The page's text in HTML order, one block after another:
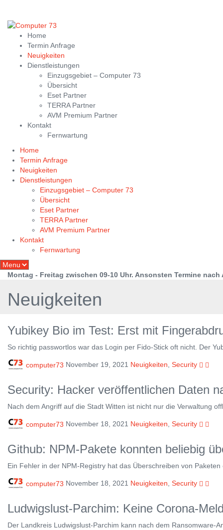
Home
Termin Anfrage
Neuigkeiten
Dienstleistungen
Einzugsgebiet – Computer 73
Übersicht
Eset Partner
TERRA Partner
AVM Premium Partner
Kontakt
Fernwartung
Home
Termin Anfrage
Neuigkeiten
Dienstleistungen
Einzugsgebiet – Computer 73
Übersicht
Eset Partner
TERRA Partner
AVM Premium Partner
Kontakt
Fernwartung
Montag - Freitag zwischen 09-10 Uhr. Ansonsten Termine nach
Neuigkeiten
Yubikey Bio im Test: Erst mit
So richtig passwortlos war das Login per Fido-Stick oft nicht. Der
computer73 November 19, 2021 Neuigkeiten, Security
Security: Hacker veröffentlichen Daten
Nach dem Angriff auf die Stadt Witten ist nicht nur die Verwaltung
computer73 November 18, 2021 Neuigkeiten, Security
Github: NPM-Pakete konnten beliebig
Ein Fehler in der NPM-Registry hat das Überschreiben von
computer73 November 18, 2021 Neuigkeiten, Security
Ludwigslust-Parchim: Keine Corona-
Der Landkreis Ludwigslust-Parchim kann nach dem Ransomware-